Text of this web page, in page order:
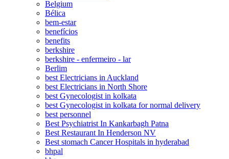
Belgium
Bélica
bem-estar
benefícios
benefits
berkshire
berkshire - enfermeiro - lar
Berlim
best Electricians in Auckland
best Electricians in North Shore
best Gynecologist in kolkata
best Gynecologist in kolkata for normal delivery
best personnel
Best Psychiatrist In Kankarbagh Patna
Best Restaurant In Henderson NV
Best stomach Cancer Hospitals in hyderabad
bhpal